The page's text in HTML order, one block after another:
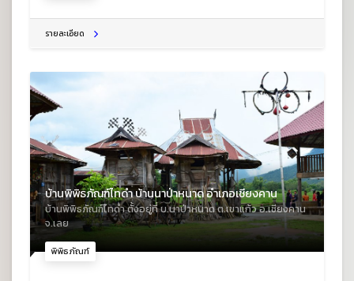
รายละเอียด
พิพิธภัณฑ์
บ้านพิพิธภัณฑ์ไทดำ บ้านนาป่าหนาด อำเภอเชียงคาน
บ้านพิพิธภัณฑ์ไทดำ ตั้งอยู่ที่ บ.นาป่าหนาด ต.เขาแก้ว อ.เชียงคาน
จ.เลย